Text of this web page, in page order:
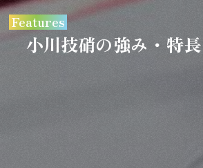
小川技硝の強み・特長
Features